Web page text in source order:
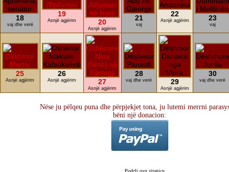
18
vaj dhe verë
19
Asnjë agjërim 20
Asnjë agjërim
21
vaj
22
Asnjë agjërim 23
vaj
25
Asnjë agjërim
26
Asnjë agjërim 27
Asnjë agjërim
28
vaj dhe verë 29
Asnjë agjërim
30
vaj dhe verë
Nëse ju pëlqeu puna dhe përpjekjet tona, ju lutemi merrni
bëni një donacion:
Podeli ovu stranicu